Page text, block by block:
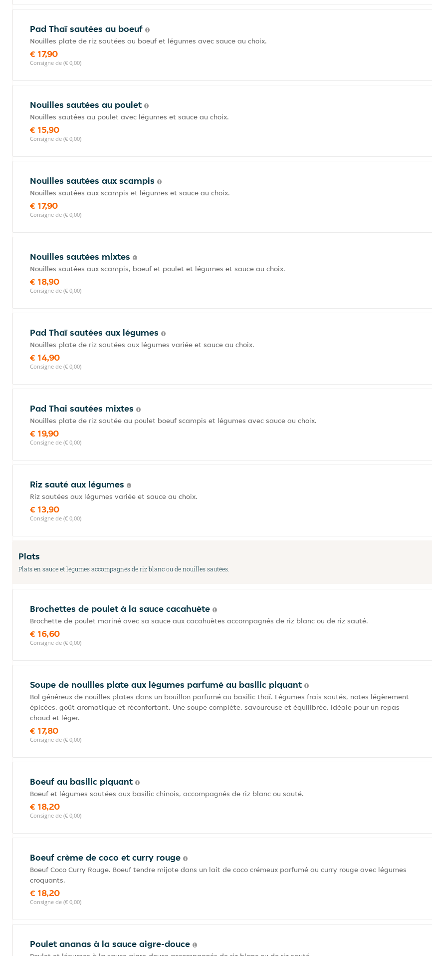
Pad Thaï sautées au boeuf
Nouilles plate de riz sautées au boeuf et légumes avec sauce au choix.
€ 17,90
Consigne de (€ 0,00)
Nouilles sautées au poulet
Nouilles sautées au poulet avec légumes et sauce au choix.
€ 15,90
Consigne de (€ 0,00)
Nouilles sautées aux scampis
Nouilles sautées aux scampis et légumes et sauce au choix.
€ 17,90
Consigne de (€ 0,00)
Nouilles sautées mixtes
Nouilles sautées aux scampis, boeuf et poulet et légumes et sauce au choix.
€ 18,90
Consigne de (€ 0,00)
Pad Thaï sautées aux légumes
Nouilles plate de riz sautées aux légumes variée et sauce au choix.
€ 14,90
Consigne de (€ 0,00)
Pad Thai sautées mixtes
Nouilles plate de riz sautée au poulet boeuf scampis et légumes avec sauce au choix.
€ 19,90
Consigne de (€ 0,00)
Riz sauté aux légumes
Riz sautées aux légumes variée et sauce au choix.
€ 13,90
Consigne de (€ 0,00)
Plats
Plats en sauce et légumes accompagnés de riz blanc ou de nouilles sautées.
Brochettes de poulet à la sauce cacahuète
Brochette de poulet mariné avec sa sauce aux cacahuètes accompagnés de riz blanc ou de riz sauté.
€ 16,60
Consigne de (€ 0,00)
Soupe de nouilles plate aux légumes parfumé au basilic piquant
Bol généreux de nouilles plates dans un bouillon parfumé au basilic thaï. Légumes frais sautés, notes légèrement
épicées, goût aromatique et réconfortant. Une soupe complète, savoureuse et équilibrée, idéale pour un repas
chaud et léger.
€ 17,80
Consigne de (€ 0,00)
Boeuf au basilic piquant
Boeuf et légumes sautées aux basilic chinois, accompagnés de riz blanc ou sauté.
€ 18,20
Consigne de (€ 0,00)
Boeuf crème de coco et curry rouge
Boeuf Coco Curry Rouge. Boeuf tendre mijote dans un lait de coco crémeux parfumé au curry rouge avec légumes
croquants.
€ 18,20
Consigne de (€ 0,00)
Poulet ananas à la sauce aigre-douce